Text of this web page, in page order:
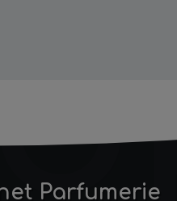
Parfumerie